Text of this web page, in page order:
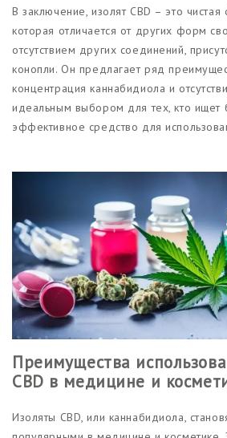
В заключение, изолят CBD – это
которая отличается от других форм
отсутствием других соединений,
конопли. Он предлагает ряд
концентрация каннабидиола и
идеальным выбором для тех, кто ищет
эффективное средство для
Преимущества
CBD в медицине и
Изоляты CBD, или каннабидиола,